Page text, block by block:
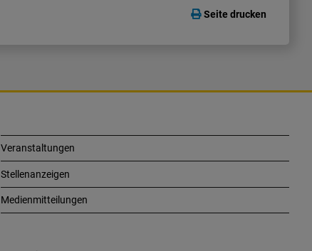
Seite drucken
Veranstaltungen
Stellenanzeigen
Medienmitteilungen